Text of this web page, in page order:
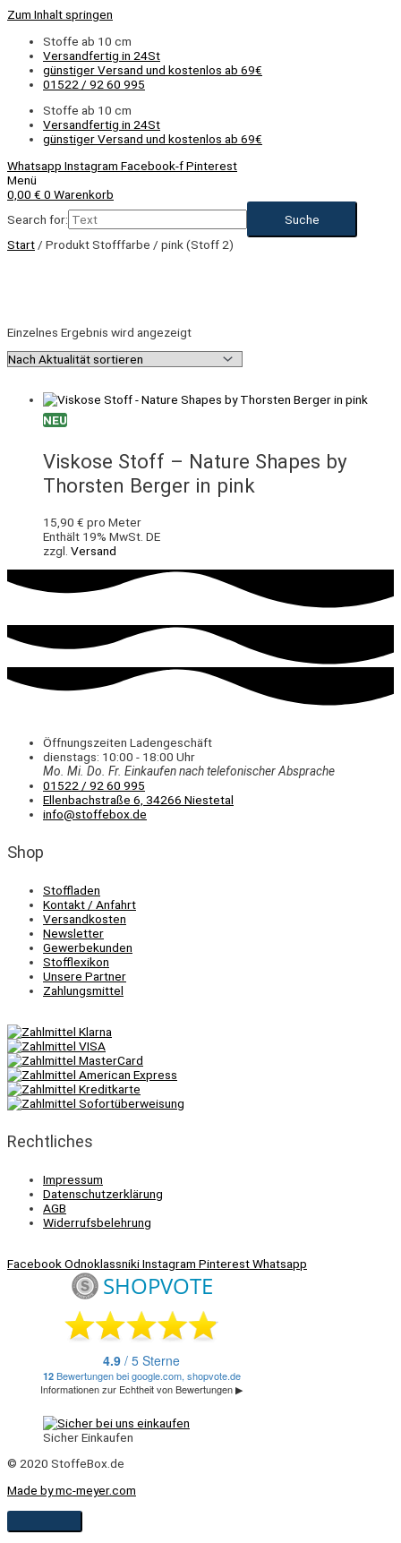
Zum Inhalt springen
Stoffe ab 10 cm
Versandfertig in 24St
günstiger Versand und kostenlos ab 69€
01522 / 92 60 995
Stoffe ab 10 cm
Versandfertig in 24St
günstiger Versand und kostenlos ab 69€
Whatsapp Instagram Facebook-fPinterest
Menü
0,00 € 0 Warenkorb
Search for:
Start / Produkt Stofffarbe / pink (Stoff 2)
Einzelnes Ergebnis wird angezeigt
NEU
Viskose Stoff – Nature Shapes by
Thorsten Berger in pink
15,90 € pro Meter
Enthält 19% MwSt. DE
zzgl. Versand
Öffnungszeiten Ladengeschäft
dienstags: 10:00 - 18:00 Uhr
Mo. Mi. Do. Fr. Einkaufennach telefonischer Absprache
01522 / 92 60 995
Ellenbachstraße 6, 34266 Niestetal
info@stoffebox.de
Shop
Stoffladen
Kontakt / Anfahrt
Versandkosten
Newsletter
Gewerbekunden
Stofflexikon
Unsere Partner
Zahlungsmittel
Rechtliches
Impressum
Datenschutzerklärung
AGB
Widerrufsbelehrung
FacebookOdnoklassnikiInstagram PinterestWhatsapp
Sicher Einkaufen
© 2020 StoffeBox.de
Made by mc-meyer.com